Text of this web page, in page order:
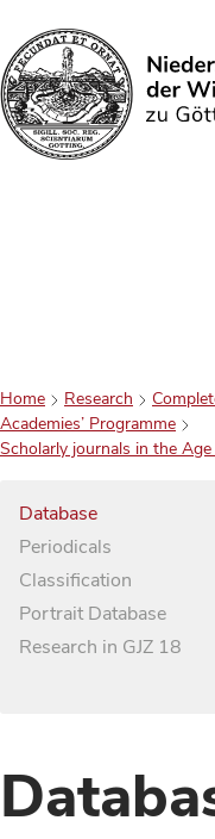
Search
Home Research
Academies’ Programme
Scholarly journals in the
Database
Periodicals
Classification
Portrait Database
Research in GJZ 18